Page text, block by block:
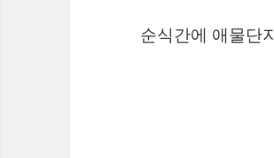
순식간에 애물단